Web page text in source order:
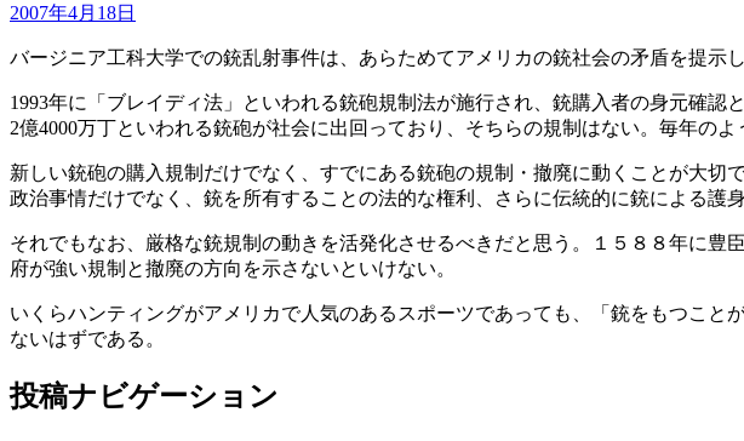
2007年4月18日
バージニア工科大学での銃乱射事件は、あらためてアメリカの銃社会の矛盾を提示し
1993年に「ブレイディ法」といわれる銃砲規制法が施行され、銃購入者の身元確
2億4000万丁といわれる銃砲が社会に出回っており、そちらの規制はない。毎年の
新しい銃砲の購入規制だけでなく、すでにある銃砲の規制・撤廃に動くことが大
政治事情だけでなく、銃を所有することの法的な権利、さらに伝統的に銃による護
それでもなお、厳格な銃規制の動きを活発化させるべきだと思う。１５８８年に
府が強い規制と撤廃の方向を示さないといけない。
いくらハンティングがアメリカで人気のあるスポーツであっても、「銃をもつこ
ないはずである。
投稿ナビゲーション